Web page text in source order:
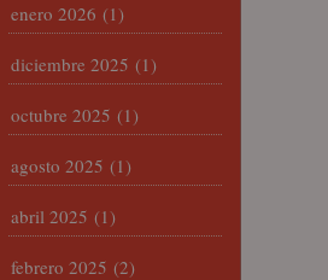
enero 2026 (1)
diciembre 2025 (1)
octubre 2025 (1)
agosto 2025 (1)
abril 2025 (1)
febrero 2025 (2)